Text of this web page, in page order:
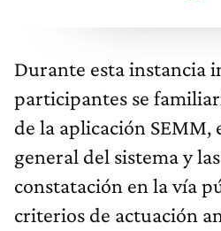
Durante esta instancia
participantes se
de la aplicación
general del sistema y
constatación en la vía
criterios de actuación